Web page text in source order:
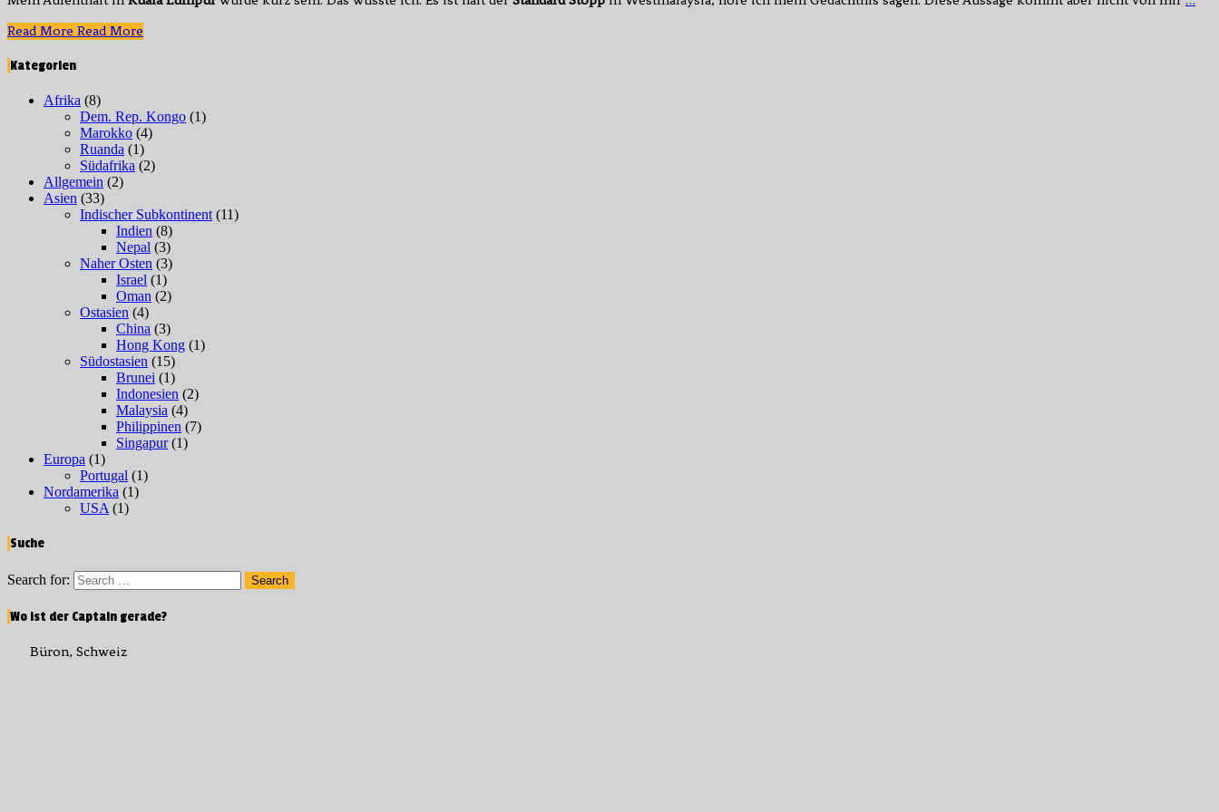
Read More Read More
Kategorien
Afrika (8)
Dem. Rep. Kongo (1)
Marokko (4)
Ruanda (1)
Südafrika (2)
Allgemein (2)
Asien (33)
Indischer Subkontinent (11)
Indien (8)
Nepal (3)
Naher Osten (3)
Israel (1)
Oman (2)
Ostasien (4)
China (3)
Hong Kong (1)
Südostasien (15)
Brunei (1)
Indonesien (2)
Malaysia (4)
Philippinen (7)
Singapur(1)
Europa (1)
Portugal (1)
Nordamerika (1)
USA (1)
Suche
Search for: Search
Wo ist der Captain gerade?
Büron, Schweiz